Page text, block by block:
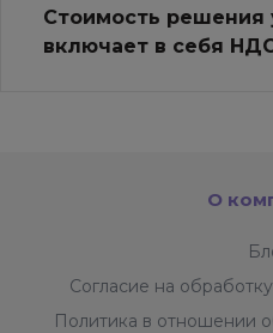
Стоимость решения
включает в себя
О
Согласие на
Политика в отношении